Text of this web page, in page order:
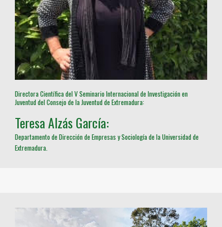
Directora Científica del V Seminario Internacional de Investigación en
Juventud del Consejo de la Juventud de Extremadura:
Teresa Alzás García:
Departamento de Dirección de Empresas y Sociología de la Universidad de
Extremadura.